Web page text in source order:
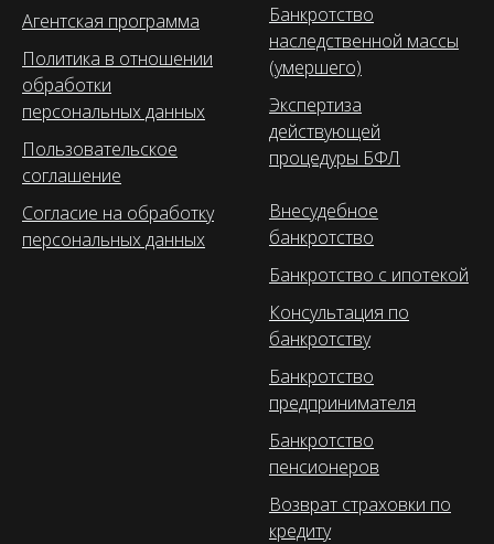
Агентская программа
Политика в отношении
обработки
персональных данных
Пользовательское
соглашение
Согласие на обработку
персональных данных
Банкротство
наследственной массы
(умершего)
Экспертиза
действующей
процедуры БФЛ
Внесудебное
банкротство
Банкротство с ипотекой
Консультация по
банкротству
Банкротство
предпринимателя
Банкротство
пенсионеров
Возврат страховки по
кредиту